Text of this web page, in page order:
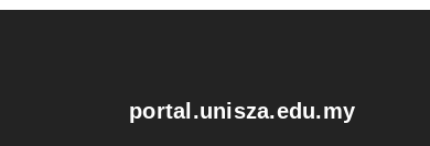
portal.unisza.edu.my